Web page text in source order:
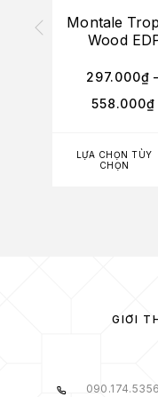
LỰA CHỌN TÙY
CHỌN
Montale
Wood
297.000₫
558.000₫
GIỚI
090.174.5356